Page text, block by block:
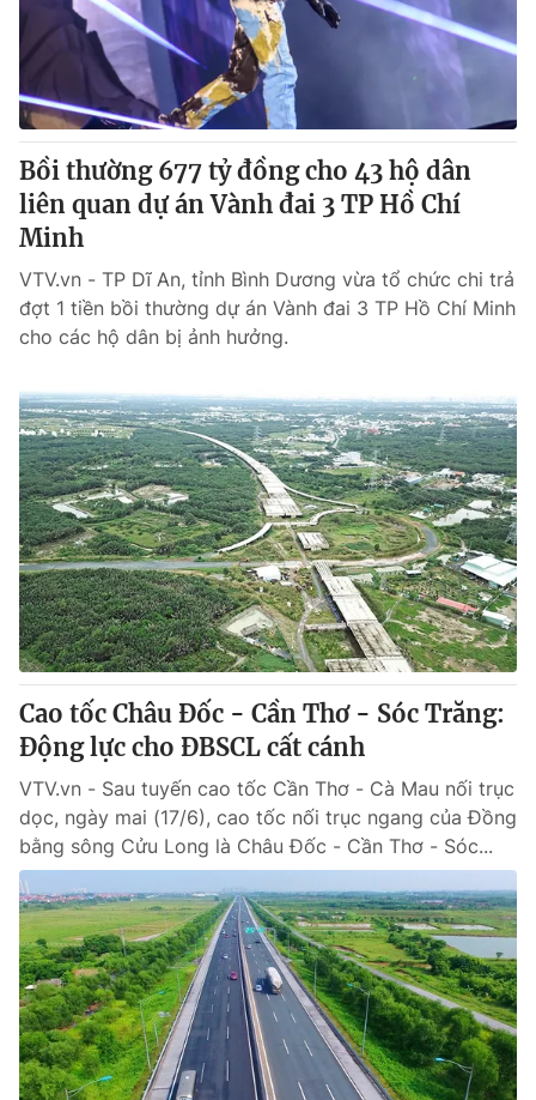
® Cấm sao chép dưới mọi hình thức nếu không có sự chấp
thuận bằng văn bản. Ghi rõ nguồn VTV.vn khi phát hành lại
thông tin từ website này.
Bồi thường 677 tỷ đồng cho 43 hộ dân
liên quan dự án Vành đai 3 TP Hồ Chí
Minh
VTV.vn - TP Dĩ An, tỉnh Bình Dương vừa tổ chức chi trả
đợt 1 tiền bồi thường dự án Vành đai 3 TP Hồ Chí Minh
cho các hộ dân bị ảnh hưởng.
Cao tốc Châu Đốc - Cần Thơ - Sóc Trăng:
Động lực cho ĐBSCL cất cánh
VTV.vn - Sau tuyến cao tốc Cần Thơ - Cà Mau nối trục
dọc, ngày mai (17/6), cao tốc nối trục ngang của Đồng
bằng sông Cửu Long là Châu Đốc - Cần Thơ - Sóc...